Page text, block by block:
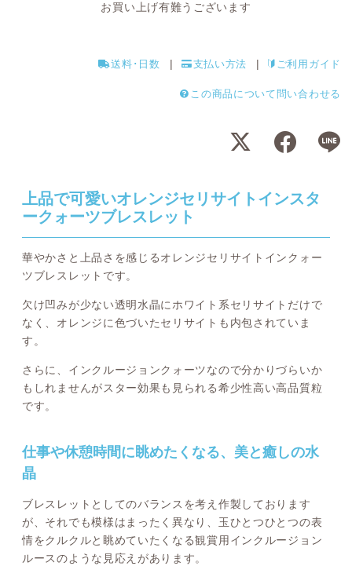
お買い上げ有難うございます
送料･日数 支払い方法 ご利用ガイド
この商品について問い合わせる
上品で可愛いオレンジセリサイトインスタ
ークォーツブレスレット
華やかさと上品さを感じるオレンジセリサイトインクォー
ツブレスレットです。
欠け凹みが少ない透明水晶にホワイト系セリサイトだけで
なく、オレンジに色づいたセリサイトも内包されていま
す。
さらに、インクルージョンクォーツなので分かりづらいか
もしれませんがスター効果も見られる希少性高い高品質粒
です。
仕事や休憩時間に眺めたくなる、美と癒しの水
晶
ブレスレットとしてのバランスを考え作製しております
が、それでも模様はまったく異なり、玉ひとつひとつの表
情をクルクルと眺めていたくなる観賞用インクルージョン
ルースのような見応えがあります。